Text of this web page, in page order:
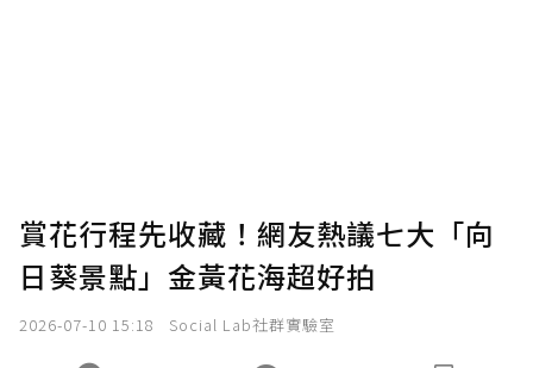
賞花行程先收藏！網友熱議七大「向
日葵景點」金黃花海超好拍
2026-07-10 15:18 Social Lab社群實驗室